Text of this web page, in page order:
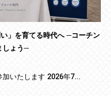
」を育てる時代へ ─コーチン
しょう─
いたします 2026年7...